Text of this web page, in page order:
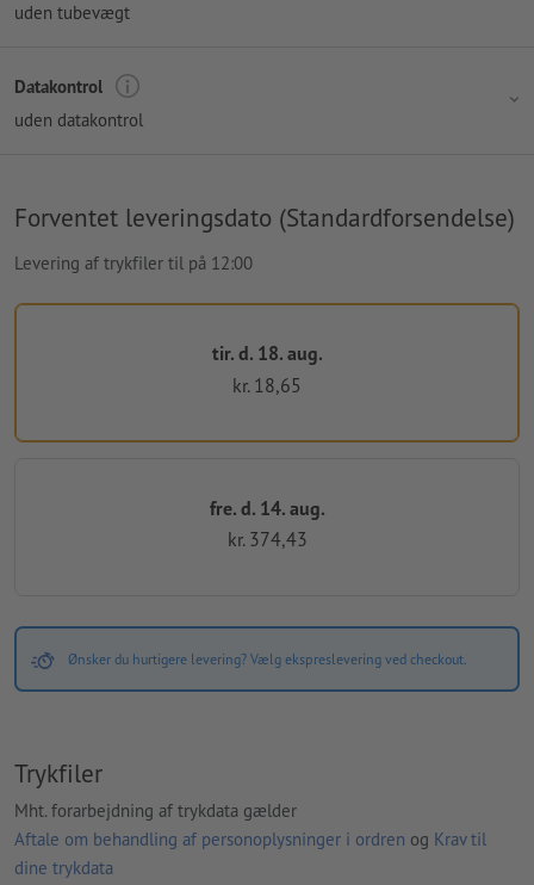
uden tubevægt
Datakontrol
uden datakontrol
Forventet leveringsdato (Standardforsendelse)
Levering af trykfiler til på 12:00
tir. d. 18. aug.
kr. 18,65
fre. d. 14. aug.
kr. 374,43
Ønsker du hurtigere levering? Vælg ekspreslevering ved checkout.
Trykfiler
Mht. forarbejdning af trykdata gælder
Aftale om behandling af personoplysninger i ordren og Krav til
dine trykdata